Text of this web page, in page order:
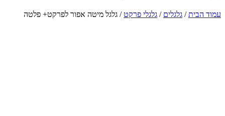
עמוד הבית/ גלגלים / גלגלי פרקט/ גלגל מיטה אפור לפרקט+ פלטה